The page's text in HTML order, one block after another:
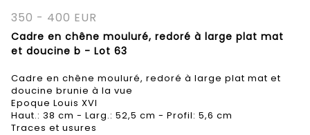
350 - 400 EUR
Cadre en chêne mouluré, redoré à large plat mat
et doucine b - Lot 63
Cadre en chêne mouluré, redoré à large plat mat et
doucine brunie à la vue
Epoque Louis XVI
Haut.: 38 cm - Larg.: 52,5 cm - Profil: 5,6 cm
Traces et usures